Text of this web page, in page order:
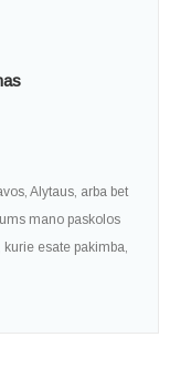
Alytaus, arba bet
mano paskolos
esate pakimba,